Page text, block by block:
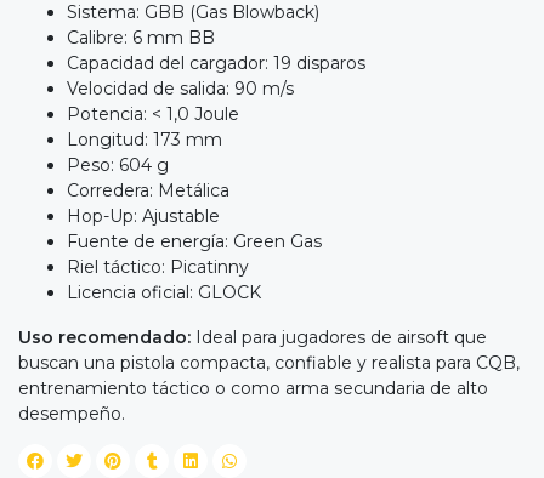
Sistema: GBB (Gas Blowback)
Calibre: 6 mm BB
Capacidad del cargador: 19 disparos
Velocidad de salida: 90 m/s
Potencia: < 1,0 Joule
Longitud: 173 mm
Peso: 604 g
Corredera: Metálica
Hop-Up: Ajustable
Fuente de energía: Green Gas
Riel táctico: Picatinny
Licencia oficial: GLOCK
Uso recomendado: Ideal para jugadores de airsoft que
buscan una pistola compacta, confiable y realista para CQB,
entrenamiento táctico o como arma secundaria de alto
desempeño.